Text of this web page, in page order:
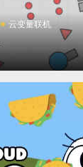
云变量联机